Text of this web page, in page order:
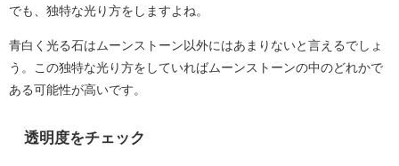
でも、独特な光り方をしますよね。
青白く光る石はムーンストーン以外にはあまりないと言えるでしょ
う。この独特な光り方をしていればムーンストーンの中のどれかで
ある可能性が高いです。
透明度をチェック